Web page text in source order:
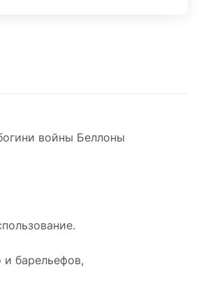
войны Беллоны
барельефов,